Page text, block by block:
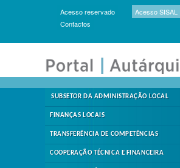
Acesso reservado
Acesso SISAL
Contactos
SUBSETOR DA ADMINISTRAÇÃO LOCAL
FINANÇAS LOCAIS
TRANSFERÊNCIA DE COMPETÊNCIAS
COOPERAÇÃO TÉCNICA E FINANCEIRA